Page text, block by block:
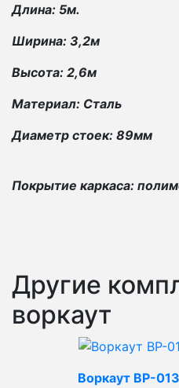
Длина: 5м.
Ширина: 3,2м
Высота: 2,6м
Материал: Сталь
Диаметр стоек: 89мм
Покрытие каркаса:
Другие
воркаут
Воркаут ВР-